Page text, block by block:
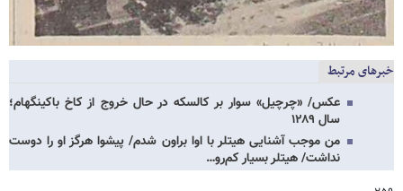
خبرهای مرتبط
عکس/ «چرچیل» سوار بر کالسکه در حال خروج از کاخ باکینگهام؛
سال ۱۲۸۹
من موجب آشنایی هیتلر با اوا براون شدم/ پیشوا هرگز او را دوست
نداشت/ هیتلر بسیار کم‌رو…